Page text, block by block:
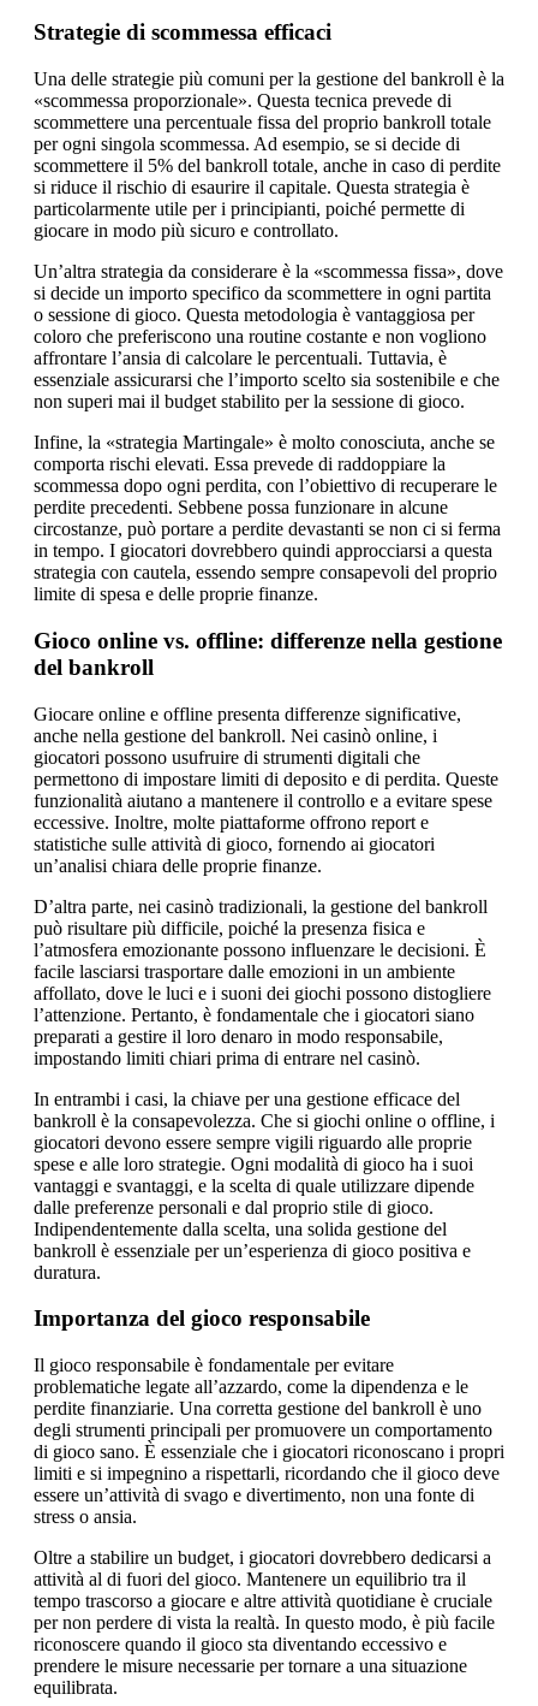
Strategie di scommessa efficaci
Una delle strategie più comuni per la gestione del bankroll è la
«scommessa proporzionale». Questa tecnica prevede di
scommettere una percentuale fissa del proprio bankroll totale
per ogni singola scommessa. Ad esempio, se si decide di
scommettere il 5% del bankroll totale, anche in caso di perdite
si riduce il rischio di esaurire il capitale. Questa strategia è
particolarmente utile per i principianti, poiché permette di
giocare in modo più sicuro e controllato.
Un’altra strategia da considerare è la «scommessa fissa», dove
si decide un importo specifico da scommettere in ogni partita
o sessione di gioco. Questa metodologia è vantaggiosa per
coloro che preferiscono una routine costante e non vogliono
affrontare l’ansia di calcolare le percentuali. Tuttavia, è
essenziale assicurarsi che l’importo scelto sia sostenibile e che
non superi mai il budget stabilito per la sessione di gioco.
Infine, la «strategia Martingale» è molto conosciuta, anche se
comporta rischi elevati. Essa prevede di raddoppiare la
scommessa dopo ogni perdita, con l’obiettivo di recuperare le
perdite precedenti. Sebbene possa funzionare in alcune
circostanze, può portare a perdite devastanti se non ci si ferma
in tempo. I giocatori dovrebbero quindi approcciarsi a questa
strategia con cautela, essendo sempre consapevoli del proprio
limite di spesa e delle proprie finanze.
Gioco online vs. offline: differenze nella gestione
del bankroll
Giocare online e offline presenta differenze significative,
anche nella gestione del bankroll. Nei casinò online, i
giocatori possono usufruire di strumenti digitali che
permettono di impostare limiti di deposito e di perdita. Queste
funzionalità aiutano a mantenere il controllo e a evitare spese
eccessive. Inoltre, molte piattaforme offrono report e
statistiche sulle attività di gioco, fornendo ai giocatori
un’analisi chiara delle proprie finanze.
D’altra parte, nei casinò tradizionali, la gestione del bankroll
può risultare più difficile, poiché la presenza fisica e
l’atmosfera emozionante possono influenzare le decisioni. È
facile lasciarsi trasportare dalle emozioni in un ambiente
affollato, dove le luci e i suoni dei giochi possono distogliere
l’attenzione. Pertanto, è fondamentale che i giocatori siano
preparati a gestire il loro denaro in modo responsabile,
impostando limiti chiari prima di entrare nel casinò.
In entrambi i casi, la chiave per una gestione efficace del
bankroll è la consapevolezza. Che si giochi online o offline, i
giocatori devono essere sempre vigili riguardo alle proprie
spese e alle loro strategie. Ogni modalità di gioco ha i suoi
vantaggi e svantaggi, e la scelta di quale utilizzare dipende
dalle preferenze personali e dal proprio stile di gioco.
Indipendentemente dalla scelta, una solida gestione del
bankroll è essenziale per un’esperienza di gioco positiva e
duratura.
Importanza del gioco responsabile
Il gioco responsabile è fondamentale per evitare
problematiche legate all’azzardo, come la dipendenza e le
perdite finanziarie. Una corretta gestione del bankroll è uno
degli strumenti principali per promuovere un comportamento
di gioco sano. È essenziale che i giocatori riconoscano i propri
limiti e si impegnino a rispettarli, ricordando che il gioco deve
essere un’attività di svago e divertimento, non una fonte di
stress o ansia.
Oltre a stabilire un budget, i giocatori dovrebbero dedicarsi a
attività al di fuori del gioco. Mantenere un equilibrio tra il
tempo trascorso a giocare e altre attività quotidiane è cruciale
per non perdere di vista la realtà. In questo modo, è più facile
riconoscere quando il gioco sta diventando eccessivo e
prendere le misure necessarie per tornare a una situazione
equilibrata.